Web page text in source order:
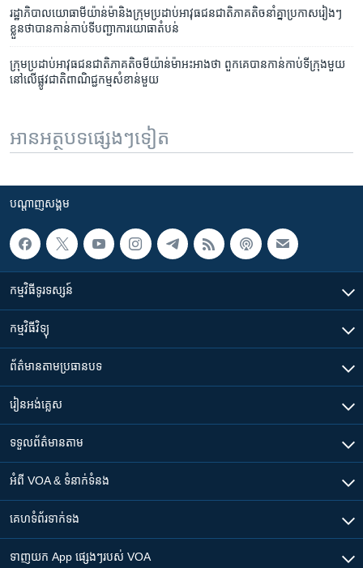
រដ្ឋាភិបាល​យោធា​មីយ៉ាន់ម៉ា​និង​ក្រុម​ប្រដាប់​អាវុធ​ជនជាតិ​ភាគតិច​នាំគ្នា​ប្រកាស​រៀងៗ​
ខ្លួន​ថា​បាន​កាន់កាប់​ទីបញ្ជាការ​យោធា​តំបន់
ក្រុម​ប្រដាប់​អាវុធ​ជនជាតិ​ភាគតិច​មីយ៉ាន់ម៉ា​អះអាង​ថា ​ពួកគេ​បាន​កាន់កាប់​ទីក្រុងមួយ​
នៅលើ​ផ្លូវជាតិ​ពាណិជ្ជកម្ម​សំខាន់​មួយ
អានអត្ថបទផ្សេងៗទៀត
បណ្តាញ​សង្គម
កម្មវិធី​ទូរទស្សន៍
កម្មវិធី​វិទ្យុ
ព័ត៌មាន​តាមប្រធានបទ​
រៀន​​អង់គ្លេស
ទទួល​ព័ត៌មាន​តាម
អំពី​ VOA & ទំនាក់ទំនង
គេហទំព័រ​​ទាក់ទង
ទាញយក​ App ផ្សេងៗ​របស់​ VOA